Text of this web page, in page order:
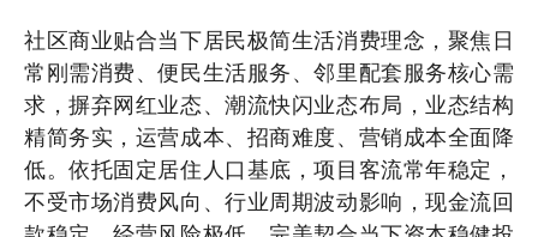
社区商业贴合当下居民极简生活消费理念，聚焦日
常刚需消费、便民生活服务、邻里配套服务核心需
求，摒弃网红业态、潮流快闪业态布局，业态结构
精简务实，运营成本、招商难度、营销成本全面降
低。依托固定居住人口基底，项目客流常年稳定，
不受市场消费风向、行业周期波动影响，现金流回